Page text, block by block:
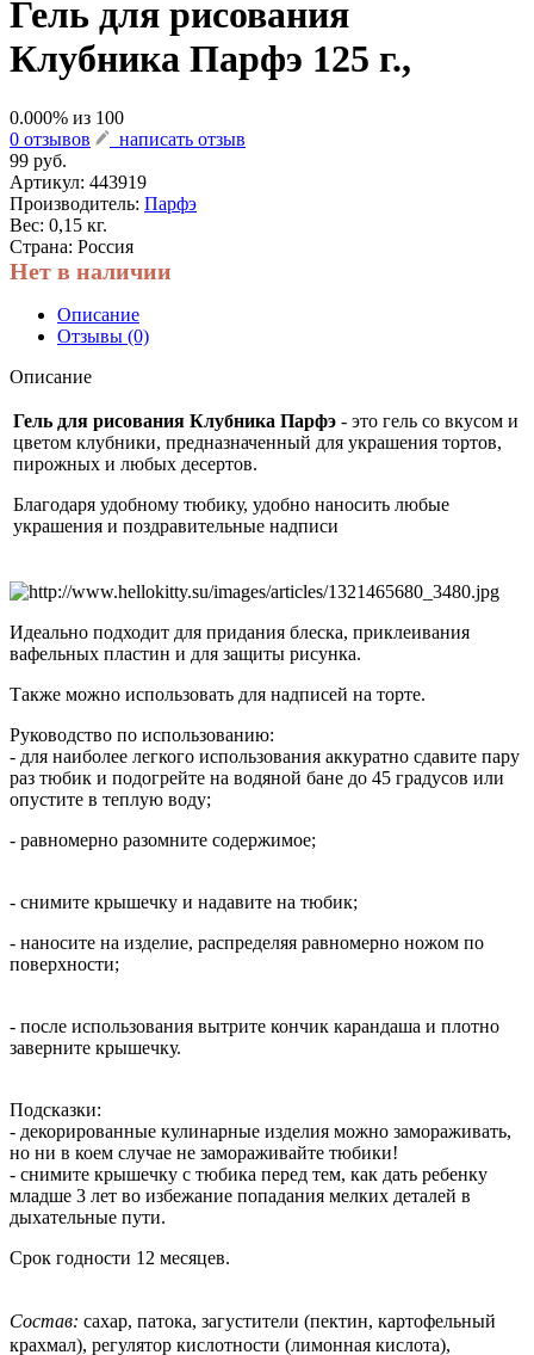
Гель для рисования
Клубника Парфэ 125 г.,
0.000% из 100
0 отзывов
написать отзыв
99 руб.
Артикул: 443919
Производитель: Парфэ
Вес: 0,15 кг.
Страна: Россия
Нет в наличии
Описание
Отзывы (0)
Описание
Гель для рисования Клубника Парфэ - это гель со вкусом и
цветом клубники, предназначенный для украшения тортов,
пирожных и любых десертов.
Благодаря удобному тюбику, удобно наносить любые
украшения и поздравительные надписи
Идеально подходит для придания блеска, приклеивания
вафельных пластин и для защиты рисунка.
Также можно использовать для надписей на торте.
Руководство по использованию:
- для наиболее легкого использования аккуратно сдавите пару
раз тюбик и подогрейте на водяной бане до 45 градусов или
опустите в теплую воду;
- равномерно разомните содержимое;
- снимите крышечку и надавите на тюбик;
- наносите на изделие, распределяя равномерно ножом по
поверхности;
- после использования вытрите кончик карандаша и плотно
заверните крышечку.
Подсказки:
- декорированные кулинарные изделия можно замораживать,
но ни в коем случае не замораживайте тюбики!
- снимите крышечку с тюбика перед тем, как дать ребенку
младше 3 лет во избежание попадания мелких деталей в
дыхательные пути.
Срок годности 12 месяцев.
Состав: сахар, патока, загустители (пектин, картофельный
крахмал), регулятор кислотности (лимонная кислота),